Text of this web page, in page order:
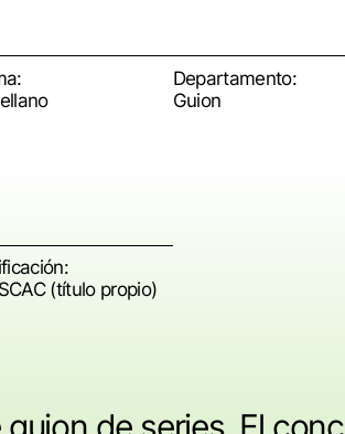
Departamento:
Guion
(título propio)
de series. El